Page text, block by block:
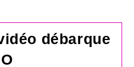
débarque